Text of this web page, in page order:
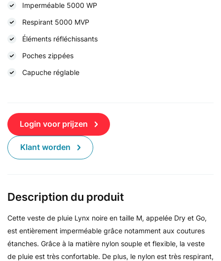
Imperméable 5000 WP
Respirant 5000 MVP
Éléments réfléchissants
Poches zippées
Capuche réglable
Login voor prijzen
Klant worden
Description du produit
Cette veste de pluie Lynx noire en taille M, appelée Dry et Go,
est entièrement imperméable grâce notamment aux coutures
étanches. Grâce à la matière nylon souple et flexible, la veste
de pluie est très confortable. De plus, le nylon est très respirant,